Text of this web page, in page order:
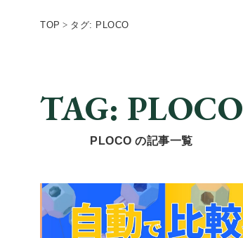
TOP > タグ: PLOCO
TAG: PLOCO
PLOCO の記事一覧